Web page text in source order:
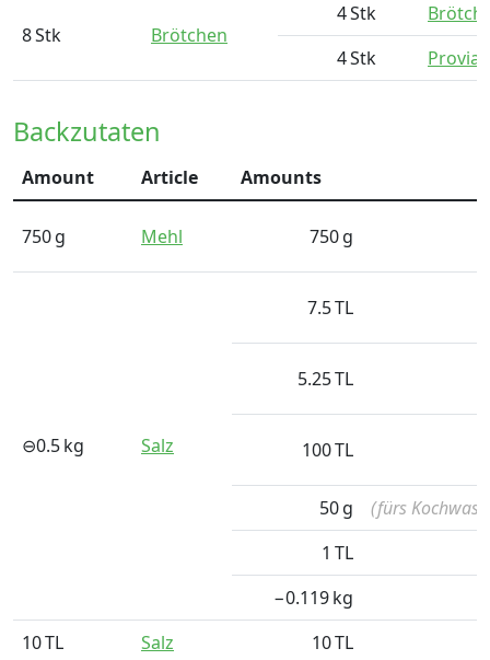
8Stk Brötchen
4Stk
4Stk
Backzutaten
Amount Article Amounts
750g Mehl 750g
⊖0.5kg Salz
7.5TL
5.25TL
100TL
50g
(fürs
1 TL
−0.119kg
10TL Salz 10TL